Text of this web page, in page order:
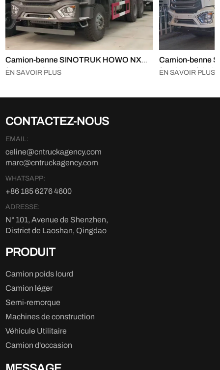
Camion-benne SINOTRUK HOWO NX
(HAOHAN) 6×4
EN SAVOIR PLUS
Camion-benne
(HAOHAN) 8×4
EN SAVOIR PLUS
CONTACTEZ-NOUS
EMAIL:
celine@cntruckagency.com
marc@cntruckagency.com
WHATSAPP:
+86 185 6276 4600
ADRESSE:
N° 101, Avenue de Shenzhen,
District de Laoshan, Qingdao
PRODUIT
Camion poids lourd
Camion léger
Semi-remorque
Machines de construction
Véhicule Utilitaire
Camion d'occasion